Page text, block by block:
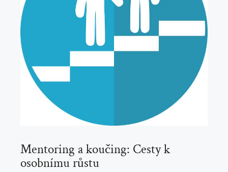
Mentoring a koučing: Cesty k
osobnímu růstu